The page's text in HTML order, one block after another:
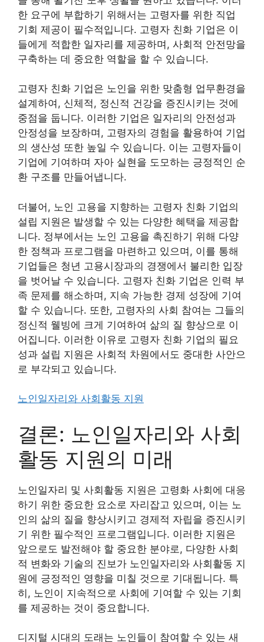
한 요구에 부합하기 위해서는 고령자를 위한 직업
기회 제공이 필수적입니다. 고령자 친화 기업은 이
들에게 적합한 일자리를 제공하며, 사회적 안전망을
구축하는 데 중요한 역할을 할 수 있습니다.
고령자 친화 기업은 노인을 위한 맞춤형 업무환경을
설계하여, 신체적, 정신적 건강을 증진시키는 것에
중점을 둡니다. 이러한 기업은 일자리의 안전성과
안정성을 보장하며, 고령자의 경험을 활용하여 기업
의 생산성 또한 높일 수 있습니다. 이는 고령자들이
기업에 기여하며 자아 실현을 도모하는 긍정적인 순
환 구조를 만들어냅니다.
더불어, 노인 고용을 지향하는 고령자 친화 기업의
설립 지원은 발생할 수 있는 다양한 혜택을 제공합
니다. 정부에서는 노인 고용을 촉진하기 위해 다양
한 정책과 프로그램을 마련하고 있으며, 이를 통해
기업들은 청년 고용시장과의 경쟁에서 불리한 입장
을 벗어날 수 있습니다. 고령자 친화 기업은 인력 부
족 문제를 해소하며, 지속 가능한 경제 성장에 기여
할 수 있습니다. 또한, 고령자의 사회 참여는 그들의
정신적 웰빙에 크게 기여하여 삶의 질 향상으로 이
어집니다. 이러한 이유로 고령자 친화 기업의 필요
성과 설립 지원은 사회적 차원에서도 중대한 사안으
로 부각되고 있습니다.
노인일자리와 사회활동 지원
결론: 노인일자리와 사회
활동 지원의 미래
노인일자리 및 사회활동 지원은 고령화 사회에 대응
하기 위한 중요한 요소로 자리잡고 있으며, 이는 노
인의 삶의 질을 향상시키고 경제적 자립을 증진시키
기 위한 필수적인 프로그램입니다. 이러한 지원은
앞으로도 발전해야 할 중요한 분야로, 다양한 사회
적 변화와 기술의 진보가 노인일자리와 사회활동 지
원에 긍정적인 영향을 미칠 것으로 기대됩니다. 특
히, 노인이 지속적으로 사회에 기여할 수 있는 기회
를 제공하는 것이 중요합니다.
디지털 시대의 도래는 노인들이 참여할 수 있는 새